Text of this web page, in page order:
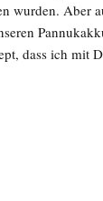
wurden. Aber
dass ich mit